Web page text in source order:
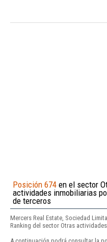
Posición 674 en el sector
actividades inmobiliarias
de terceros
Mercers Real Estate, Sociedad
Ranking del sector Otras